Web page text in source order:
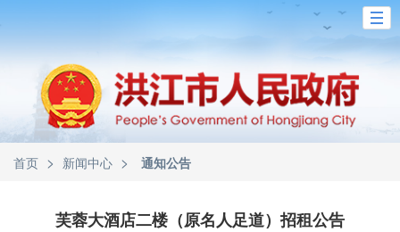
首页 > 新闻中心 > 通知公告
芙蓉大酒店二楼（原名人足道）招租公告